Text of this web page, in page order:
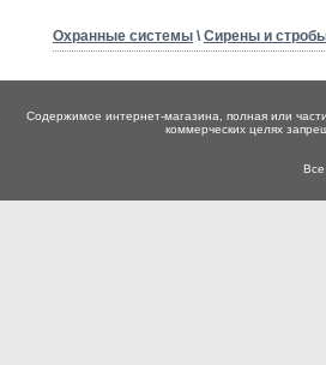
Охранные системы \ Сирены и
Содержимое интернет-магазина, полная или
коммерческих целях